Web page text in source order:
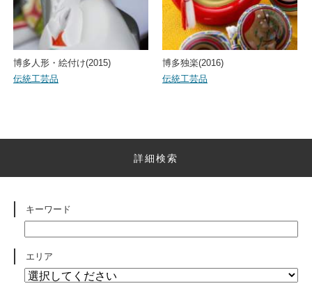
博多人形・絵付け(2015)
伝統工芸品
博多独楽(2016)
伝統工芸品
詳細検索
キーワード
エリア